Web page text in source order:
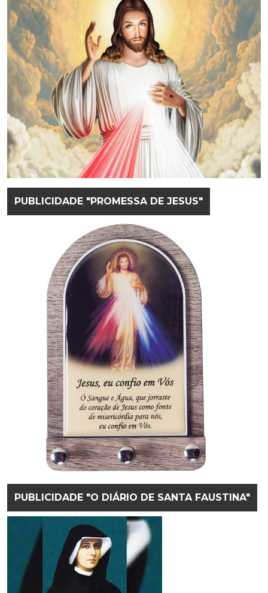
PUBLICIDADE "PROMESSA DE JESUS"
PUBLICIDADE "O DIÁRIO DE SANTA FAUSTINA"